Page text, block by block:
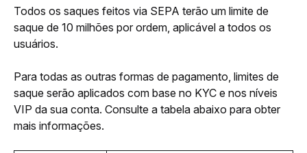
Todos os saques feitos via SEPA terão um limite de
saque de 10 milhões por ordem, aplicável a todos os
usuários.
Para todas as outras formas de pagamento, limites de
saque serão aplicados com base no KYC e nos níveis
VIP da sua conta. Consulte a tabela abaixo para obter
mais informações.